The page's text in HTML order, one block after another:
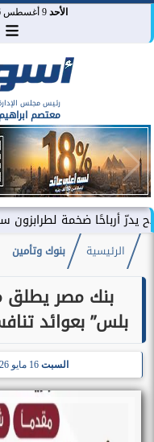
الأحد
رئيس مجلس
معتصم
لطرابزون سبور خلال 3 أيام فقط
الرئيسية بنوك وتأمين
بنك مصر يطلق
بلس” بعوائد تنافسية
السبت